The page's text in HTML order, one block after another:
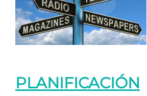
PLANIFICACIÓN